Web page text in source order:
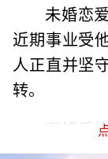
未婚恋
近期事业受
人正直并坚
转。
离婚后
出现不利状